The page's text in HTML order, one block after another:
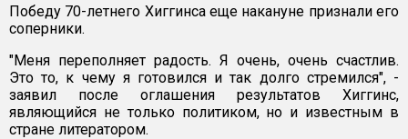
Победу 70-летнего Хиггинса еще накануне признали его
соперники.
"Меня переполняет радость. Я очень, очень счастлив.
Это то, к чему я готовился и так долго стремился", -
заявил после оглашения результатов Хиггинс,
являющийся не только политиком, но и известным в
стране литератором.